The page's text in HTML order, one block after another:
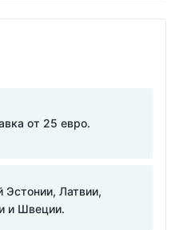
от 25 евро.
Эстонии, Латвии,
и Швеции.